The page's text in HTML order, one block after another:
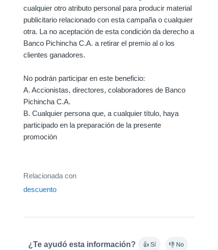
cualquier otro atributo personal para producir material
publicitario relacionado con esta campaña o cualquier
otra. La no aceptación de esta condición da derecho a
Banco Pichincha C.A. a retirar el premio al o los
clientes ganadores.
No podrán participar en este beneficio:
A. Accionistas, directores, colaboradores de Banco
Pichincha C.A.
B. Cualquier persona que, a cualquier título, haya
participado en la preparación de la presente
promoción
Relacionada con
descuento
¿Te ayudó esta información? 👍 Sí 👎 No